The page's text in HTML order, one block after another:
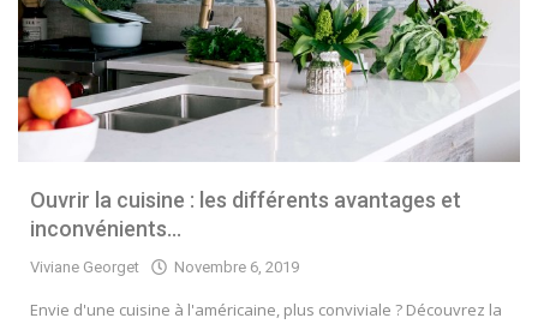
Ouvrir la cuisine : les différents avantages et
inconvénients...
Viviane Georget Novembre 6, 2019
Envie d'une cuisine à l'américaine, plus conviviale ? Découvrez la